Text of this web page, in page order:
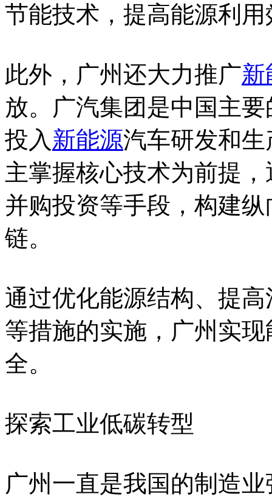
节能技术，提高能源利用
此外，广州还大力推广新
放。广汽集团是中国主
投入 新能源汽车研发和
主掌握核心技术为前提
并购投资等手段，构建
链。
通过优化能源结构、提
等措施的实施，广州实
全。
探索工业低碳转型
广州一直是我国的制造